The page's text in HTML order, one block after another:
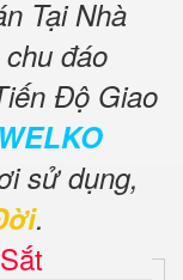
Tại Nhà
đáo
Độ Giao
sử dụng,
.